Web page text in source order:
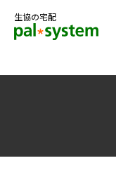
生協の宅配